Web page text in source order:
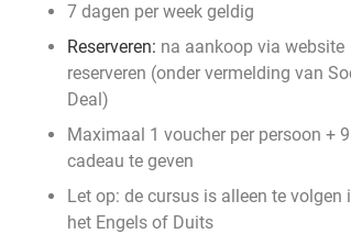
7 dagen per week geldig
Reserveren: na aankoop via website
reserveren (onder vermelding van
Deal)
Maximaal 1 voucher per persoon +
cadeau te geven
Let op: de cursus is alleen te volgen
het Engels of Duits